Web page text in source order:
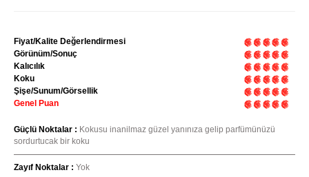
Fiyat/Kalite Değerlendirmesi
Görünüm/Sonuç
Kalıcılık
Koku
Şişe/Sunum/Görsellik
Genel Puan
Güçlü Noktalar : Kokusu inanilmaz güzel yanınıza gelip parfümünüzü
sordurtucak bir koku
Zayıf Noktalar : Yok